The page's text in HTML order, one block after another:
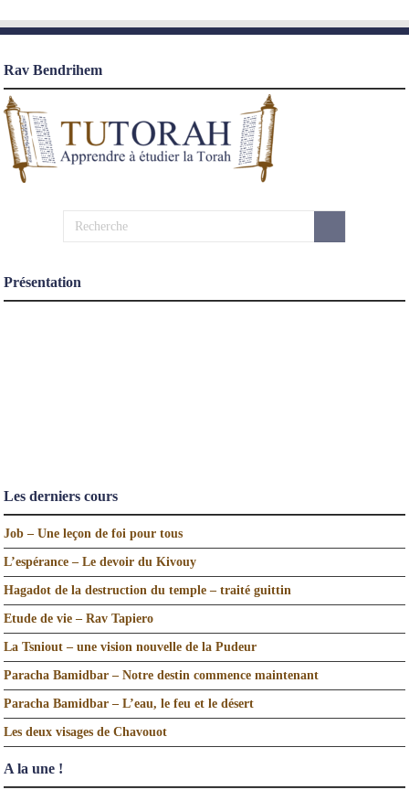
Rav Bendrihem
Présentation
Les derniers cours
Job – Une leçon de foi pour tous
L’espérance – Le devoir du Kivouy
Hagadot de la destruction du temple – traité guittin
Etude de vie – Rav Tapiero
La Tsniout – une vision nouvelle de la Pudeur
Paracha Bamidbar – Notre destin commence maintenant
Paracha Bamidbar – L’eau, le feu et le désert
Les deux visages de Chavouot
A la une !